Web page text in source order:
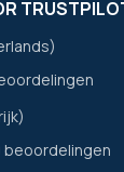
beoordelingen